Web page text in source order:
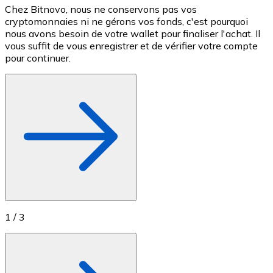
Achetez des cartes-cadeaux de vos marques
Aller à la boutique de cartes-cadeaux
Chez Bitnovo, nous ne conservons pas vos
cryptomonnaies ni ne gérons vos fonds, c'est pourquoi
nous avons besoin de votre wallet pour finaliser l'achat. Il
vous suffit de vous enregistrer et de vérifier votre compte
pour continuer.
1 / 3